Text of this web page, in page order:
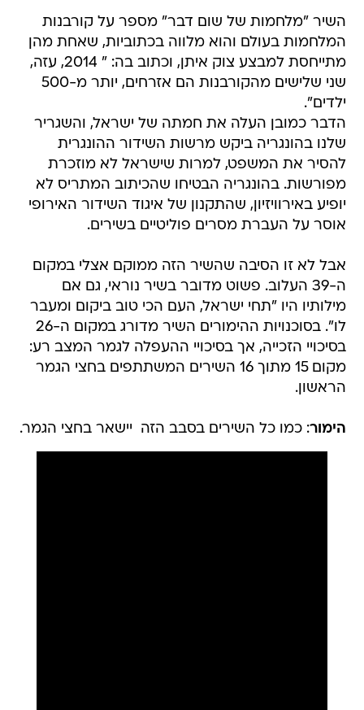
השיר "מלחמות של שום דבר" מספר על קורבנות
המלחמות בעולם והוא מלווה בכתוביות, שאחת מהן
מתייחסת למבצע צוק איתן, וכתוב בה: " 2014, עזה,
שני שלישים מהקורבנות הם אזרחים, יותר מ-500
ילדים".
הדבר כמובן העלה את חמתה של ישראל, והשגריר
שלנו בהונגריה ביקש מרשות השידור ההונגרית
להסיר את המשפט, למרות שישראל לא מוזכרת
מפורשות. בהונגריה הבטיחו שהכיתוב המתריס לא
יופיע באירוויזיון, שהתקנון של איגוד השידור האירופי
אוסר על העברת מסרים פוליטיים בשירים.
אבל לא זו הסיבה שהשיר הזה ממוקם אצלי במקום
ה-39 העלוב. פשוט מדובר בשיר נוראי, גם אם
מילותיו היו "תחי ישראל, העם הכי טוב ביקום ומעבר
לו". בסוכנויות ההימורים השיר מדורג במקום ה-26
בסיכויי הזכייה, אך בסיכויי ההעפלה לגמר המצב רע:
מקום 15 מתוך 16 השירים המשתתפים בחצי הגמר
הראשון.
הימור: כמו כל השירים בסבב הזה  יישאר בחצי הגמר.